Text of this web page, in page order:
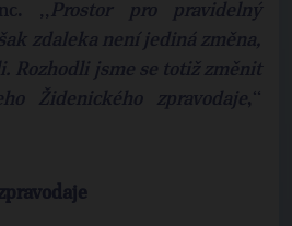
‚‚ Prostor pro pravidelný
zdaleka není jediná změna,
Rozhodli jsme se totiž změnit
Židenického zpravodaje,‘‘